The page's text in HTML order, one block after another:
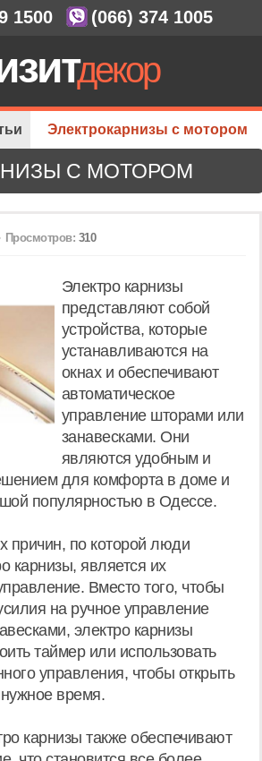
С МОТОРОМ
Просмотров: 310
Электро карнизы
представляют собой
устройства, которые
устанавливаются на
окнах и обеспечивают
автоматическое
управление шторами или
занавесками. Они
являются удобным и
для комфорта в доме и
популярностью в Одессе.
причин, по которой люди
карнизы, является их
Вместо того, чтобы
на ручное управление
электро карнизы
таймер или использовать
управления, чтобы открыть
время.
карнизы также обеспечивают
Электрокарнизы с мотором
1500 (066) 374 1005
декор